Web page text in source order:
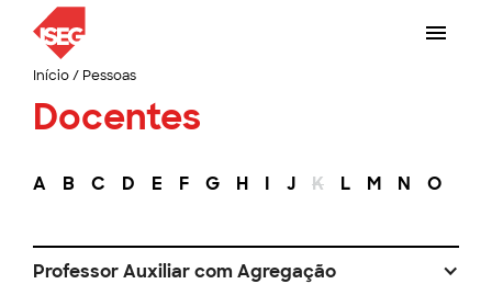
Início/ Pessoas
Docentes
A B C D E F G H I J K L M N O
Professor Auxiliar com Agregação